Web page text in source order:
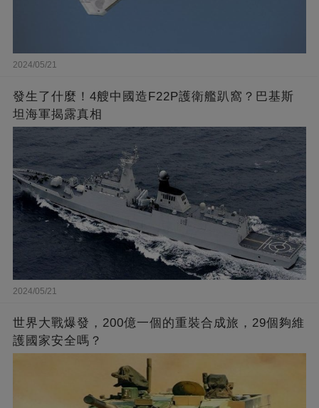
2024/05/21
發生了什麼！4艘中國造F22P護衛艦趴窩？巴基斯
坦海軍揭露真相
2024/05/21
世界大戰爆發，200億一個的重裝合成旅，29個夠維
護國家安全嗎？